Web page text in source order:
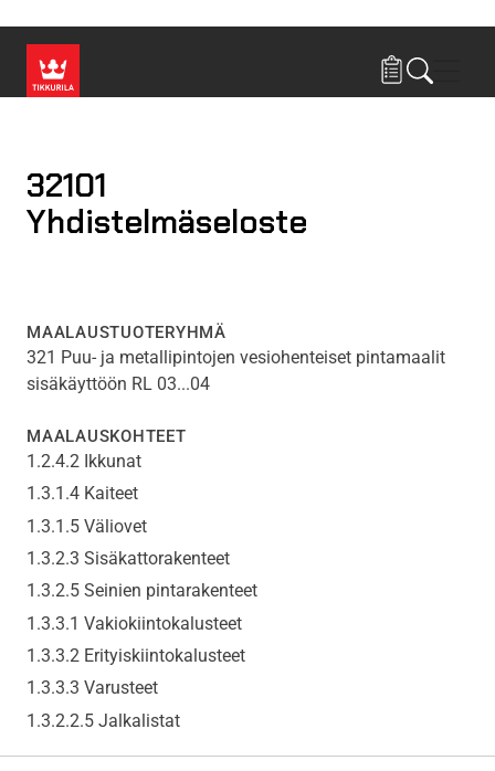
32101
Yhdistelmäseloste
MAALAUSTUOTERYHMÄ
321 Puu- ja metallipintojen vesiohenteiset pintamaalit
sisäkäyttöön RL 03...04
MAALAUSKOHTEET
1.2.4.2 Ikkunat
1.3.1.4 Kaiteet
1.3.1.5 Väliovet
1.3.2.3 Sisäkattorakenteet
1.3.2.5 Seinien pintarakenteet
1.3.3.1 Vakiokiintokalusteet
1.3.3.2 Erityiskiintokalusteet
1.3.3.3 Varusteet
1.3.2.2.5 Jalkalistat